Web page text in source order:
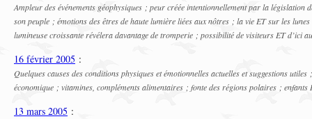
Ampleur des événements géophysiques ; peur créée intentionnellement par la
son peuple ; émotions des êtres de haute lumière liées aux nôtres ; la vie ET sur les
lumineuse croissante révélera davantage de tromperie ; possibilité de visiteurs ET d’ici
16 février 2005 :
Quelques causes des conditions physiques et émotionnelles actuelles et suggestions
économique ; vitamines, compléments alimentaires ; fonte des régions polaires ;
13 mars 2005 :